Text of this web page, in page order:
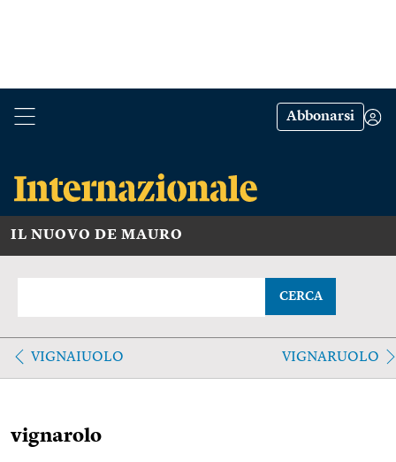
Abbonarsi
IL NUOVO DE MAURO
CERCA
VIGNAIUOLO VIGNARUOLO
vignarolo